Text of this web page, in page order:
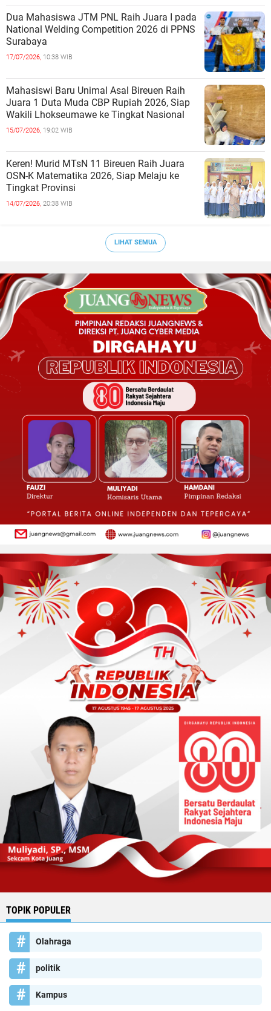
Dua Mahasiswa JTM PNL Raih Juara I pada
National Welding Competition 2026 di PPNS
Surabaya
17/07/2026, 10:38 WIB
Mahasiswi Baru Unimal Asal Bireuen Raih
Juara 1 Duta Muda CBP Rupiah 2026, Siap
Wakili Lhokseumawe ke Tingkat Nasional
15/07/2026, 19:02 WIB
Keren! Murid MTsN 11 Bireuen Raih Juara
OSN-K Matematika 2026, Siap Melaju ke
Tingkat Provinsi
14/07/2026, 20:38 WIB
LIHAT SEMUA
TOPIK POPULER
Olahraga
politik
Kampus